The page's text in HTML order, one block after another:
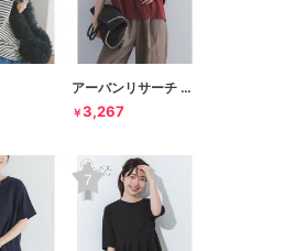
アーバンリサーチ ドアーズ
￥3,267